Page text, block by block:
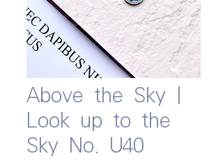
Above the Sky |
Look up to the
Sky No. U40